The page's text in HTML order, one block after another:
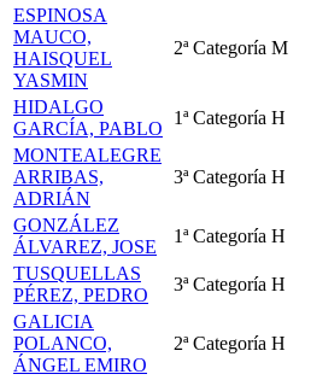
ESPINOSA
MAUCO,
HAISQUEL
YASMIN
2ª Categoría M
HIDALGO
GARCÍA, PABLO
1ª Categoría H
MONTEALEGRE
ARRIBAS,
ADRIÁN
3ª Categoría H
GONZÁLEZ
ÁLVAREZ, JOSE
1ª Categoría H
TUSQUELLAS
PÉREZ, PEDRO
3ª Categoría H
GALICIA
POLANCO,
ÁNGEL EMIRO
2ª Categoría H